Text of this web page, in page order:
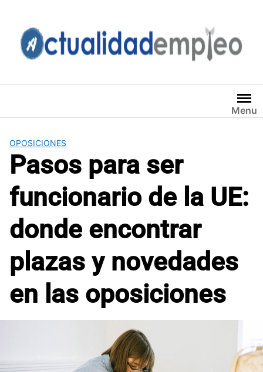
contenido
Menu
OPOSICIONES
Pasos para ser
funcionario de la UE:
donde encontrar
plazas y novedades
en las oposiciones